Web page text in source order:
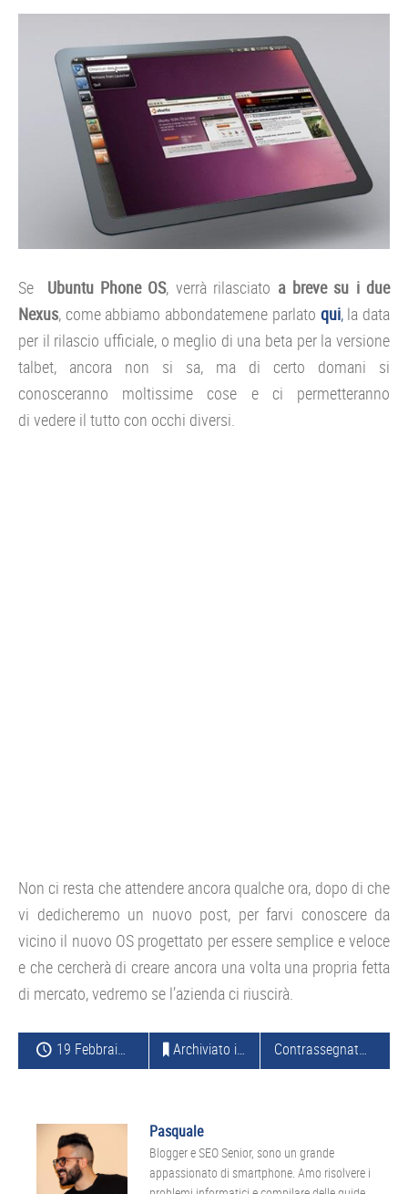
Se Ubuntu Phone OS, verrà rilasciato a breve su i due
Nexus, come abbiamo abbondatemene parlato qui,la data
per il rilascio ufficiale, o meglio di una beta per la versione
talbet, ancora non si sa, ma di certo domani si
conosceranno moltissime cose e ci permetteranno
di vedere il tutto con occhi diversi.
Non ci resta che attendere ancora qualche ora, dopo di che
vi dedicheremo un nuovo post, per farvi conoscere da
vicino il nuovo OS progettato per essere semplice e veloce
e che cercherà di creare ancora una volta una propria fetta
di mercato, vedremo se l’azienda ci riuscirà.
19 Febbraio 2013 Archiviato in: TABLET Contrassegnato con:
Pasquale
Blogger e SEO Senior, sono un grande
appassionato di smartphone. Amo risolvere i